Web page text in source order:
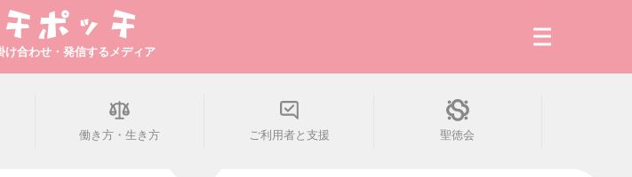
け合わせ・発信するメディア
働き方・生き方 ご利用者と支援 聖徳会